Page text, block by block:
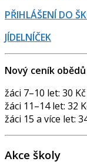
PŘIHLÁŠENÍ DO
JÍDELNÍČEK
Nový ceník
žáci 7–10 let: 30 Kč
žáci 11–14 let: 32
žáci 15 a více let:
Akce školy